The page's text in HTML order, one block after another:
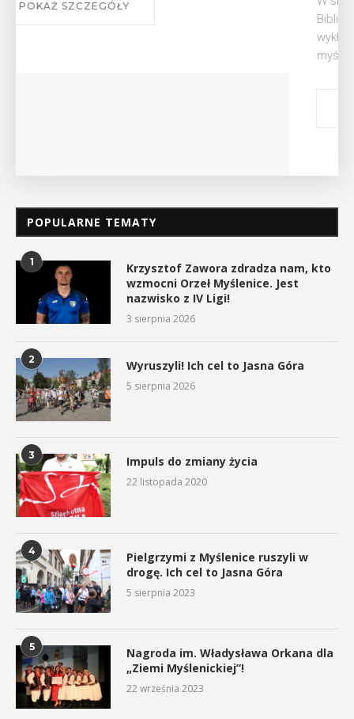
POPULARNE TEMATY
1
Krzysztof Zawora zdradza nam, kto
wzmocni Orzeł Myślenice. Jest
nazwisko z IV Ligi!
3 sierpnia 2026
2 Wyruszyli! Ich cel to Jasna Góra
5 sierpnia 2026
3 Impuls do zmiany życia
22 listopada 2020
4
Pielgrzymi z Myślenice ruszyli w
drogę. Ich cel to Jasna Góra
5 sierpnia 2023
5
Nagroda im. Władysława Orkana dla
„Ziemi Myślenickiej”!
22 września 2023